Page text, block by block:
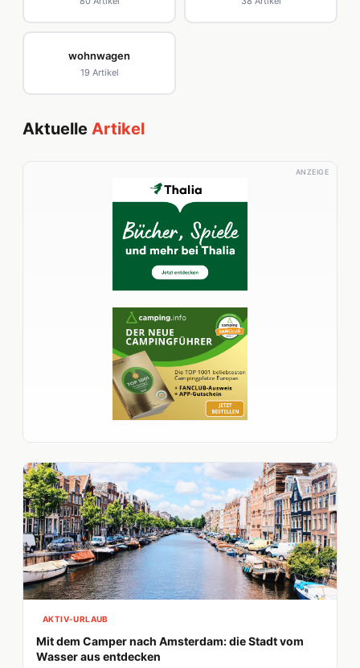
wohnwagen
19 Artikel
Aktuelle Artikel
ANZEIGE
AKTIV-URLAUB
Mit dem Camper nach Amsterdam: die Stadt vom
Wasser aus entdecken